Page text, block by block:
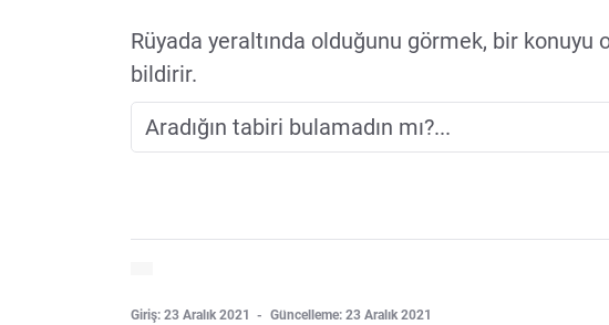
Rüyada yeraltında olduğunu görmek, bir
bildirir.
Giriş: 23 Aralık 2021 Güncelleme: 23 Aralık 2021